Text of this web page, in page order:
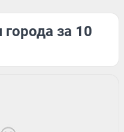
за 10